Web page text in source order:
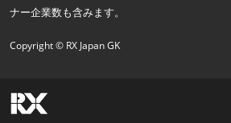
ナー企業数も含みます。
Copyright © RX Japan GK